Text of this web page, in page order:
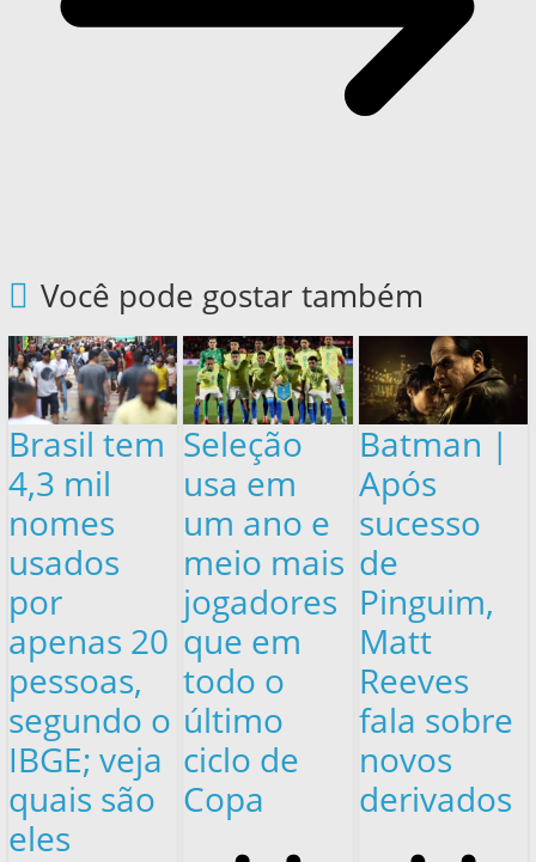
Você pode gostar também
Brasil tem
4,3 mil
nomes
usados
por
apenas 20
pessoas,
segundo o
IBGE; veja
quais são
eles
Seleção
usa em
um ano e
meio mais
jogadores
que em
todo o
último
ciclo de
Copa
Batman |
Após
sucesso
de
Pinguim,
Matt
Reeves
fala sobre
novos
derivados